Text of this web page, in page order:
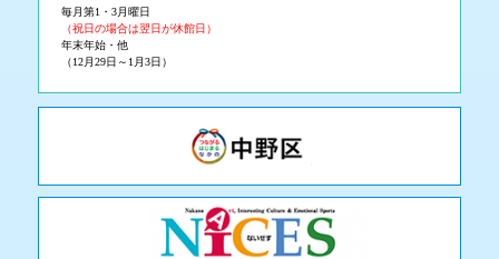
毎月第1・3月曜日
（祝日の場合は翌日が休館日）
年末年始・他
（12月29日～1月3日）